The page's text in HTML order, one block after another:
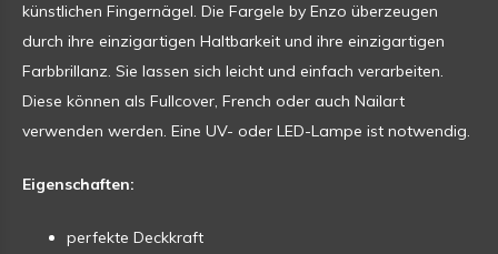
künstlichen Fingernägel. Die Fargele by Enzo überzeugen
durch ihre einzigartigen Haltbarkeit und ihre einzigartigen
Farbbrillanz. Sie lassen sich leicht und einfach verarbeiten.
Diese können als Fullcover, French oder auch Nailart
verwenden werden. Eine UV- oder LED-Lampe ist notwendig.
Eigenschaften:
perfekte Deckkraft